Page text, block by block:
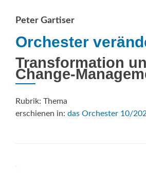
Neustart
Peter Gartiser
Orchester
Transformation
Change-
Rubrik: Thema
erschienen in: das Orchester 10/